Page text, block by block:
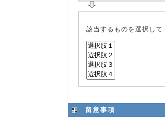
該当するものを選択して
留意事項